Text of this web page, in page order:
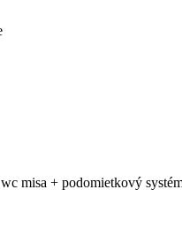
misa + podomietkový